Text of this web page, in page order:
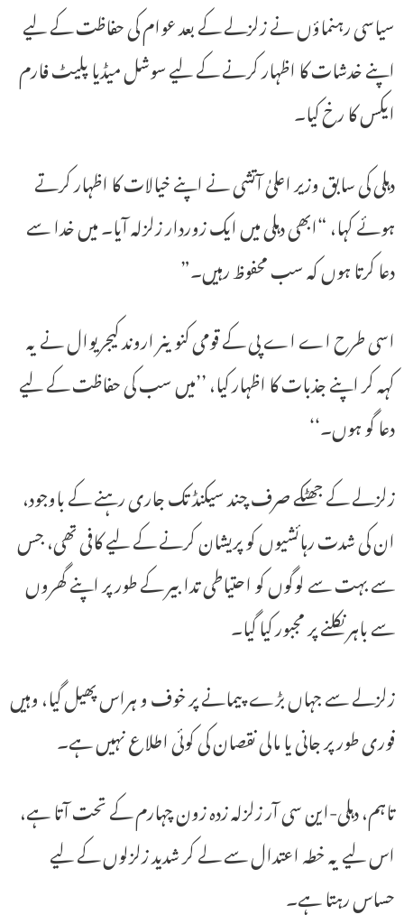
سیاسی رہنماؤں نے زلزلے کے بعد عوام کی حفاظت کے لیے
اپنے خدشات کا اظہار کرنے کے لیے سوشل میڈیا پلیٹ فارم
ایکس کا رخ کیا۔
دہلی کی سابق وزیر اعلیٰ آتشی نے اپنے خیالات کا اظہار کرتے
ہوئے کہا، “ابھی دہلی میں ایک زوردار زلزلہ آیا۔ میں خدا سے
دعا کرتا ہوں کہ سب محفوظ رہیں۔”
اسی طرح اے اے پی کے قومی کنوینر اروند کیجریوال نے یہ
کہہ کر اپنے جذبات کا اظہار کیا، ’’میں سب کی حفاظت کے لیے
دعا گو ہوں۔‘‘
زلزلے کے جھٹکے صرف چند سیکنڈ تک جاری رہنے کے باوجود،
ان کی شدت رہائشیوں کو پریشان کرنے کے لیے کافی تھی، جس
سے بہت سے لوگوں کو احتیاطی تدابیر کے طور پر اپنے گھروں
سے باہر نکلنے پر مجبور کیا گیا۔
زلزلے سے جہاں بڑے پیمانے پر خوف و ہراس پھیل گیا، وہیں
فوری طور پر جانی یا مالی نقصان کی کوئی اطلاع نہیں ہے۔
تاہم، دہلی-این سی آر زلزلہ زدہ زون چہارم کے تحت آتا ہے،
اس لیے یہ خطہ اعتدال سے لے کر شدید زلزلوں کے لیے
حساس رہتا ہے۔